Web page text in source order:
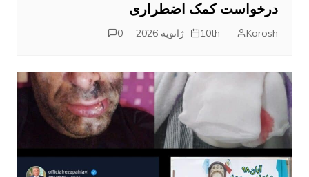
درخواست کمک اضطراری
Korosh 10th ژانویه 2026 0